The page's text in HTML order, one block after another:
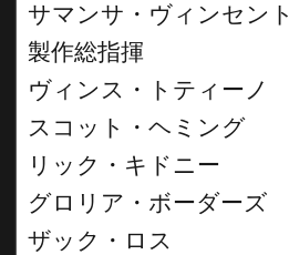
サマンサ・ヴィンセント
製作総指揮
ヴィンス・トティーノ
スコット・ヘミング
リック・キドニー
グロリア・ボーダーズ
ザック・ロス